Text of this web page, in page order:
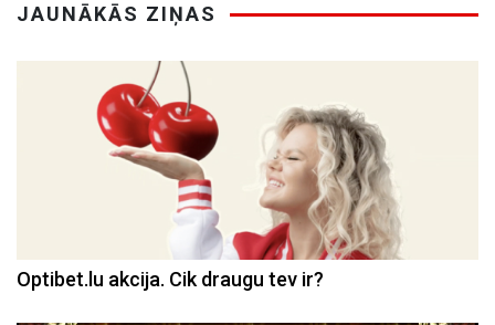
JAUNĀKĀS ZIŅAS
Optibet.lu akcija. Cik draugu tev ir?